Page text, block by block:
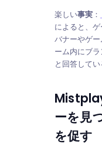
楽しい事実 ：
によると、
バナーやゲ
ーム内にブ
と回答してい
ーを見
を促す